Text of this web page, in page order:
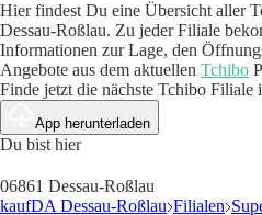
Hier findest Du eine Übersicht aller
Dessau-Roßlau. Zu jeder Filiale
Informationen zur Lage, den
Angebote aus dem aktuellen Tchibo
Finde jetzt die nächste Tchibo Filiale
App herunterladen
Du bist hier
06861 Dessau-Roßlau
kaufDA Dessau-Roßlau Filialen